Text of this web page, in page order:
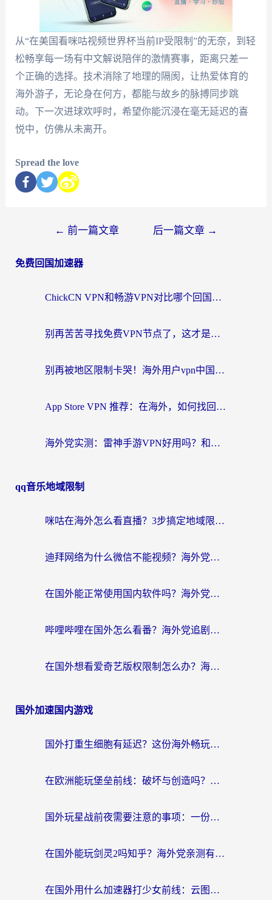
从“在美国看咪咕视频世界杯当前IP受限制”的无奈，到轻
松畅享每一场有中文解说陪伴的激情赛事，距离只差一
个正确的选择。技术消除了地理的隔阂，让热爱体育的
海外游子，无论身在何方，都能与故乡的脉搏同步跳
动。下一次进球欢呼时，希望你能沉浸在毫无延迟的喜
悦中，仿佛从未离开。
Spread the love
← 前一篇文章 后一篇文章 →
免费回国加速器
ChickCN VPN和畅游VPN对比哪个回国效果更好？海外党必看的回国加速器选择指南
别再苦苦寻找免费VPN节点了，这才是海外访问国内资源的正确姿势
别再被地区限制卡哭！海外用户vpn中国下载全攻略，无缝刷剧办公社交
App Store VPN 推荐：在海外，如何找回那扇回家的“任意门”？
海外党实测：雷神手游VPN好用吗？和闪电VPN对比哪个回国效果更好？附小众工具深度测评
qq音乐地域限制
咪咕在海外怎么看直播？3步搞定地域限制，还能畅看腾讯视频与国内热剧
迪拜网络为什么微信不能视频？海外党必看的回国加速全攻略
在国外能正常使用国内软件吗？海外党亲测有效的无缝访问指南
哔哩哔哩在国外怎么看番？海外党追剧看片的终极解决方案
在国外想看爱奇艺版权限制怎么办？海外华人必看的追剧自由指南
国外加速国内游戏
国外打重生细胞有延迟？这份海外畅玩国服游戏加速器终极指南请收好
在欧洲能玩堡垒前线：破坏与创造吗？海外党国服游戏不卡顿的秘密
国外玩星战前夜需要注意的事项：一份来自老玩家的网络生存指南
在国外能玩剑灵2吗知乎？海外党亲测有效的国服游戏加速指南
在国外用什么加速器打少女前线：云图计划不卡？一个老玩家的掏心分享